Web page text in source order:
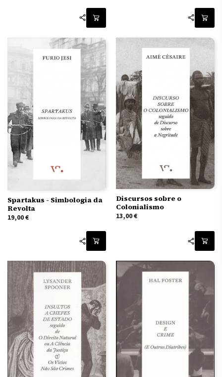
Spartakus - Simbologia da
Revolta
19,00€
Discursos sobre o
Colonialismo
13,00€